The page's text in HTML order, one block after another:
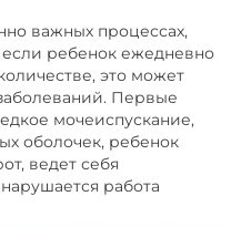
важных процессах,
ребенок ежедневно
это может
Первые
мочеиспускание,
оболочек, ребенок
ведет себя
работа